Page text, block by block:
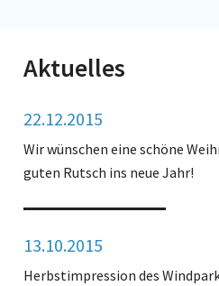
Aktuelles
22.12.2015
Wir wünschen eine schöne
guten Rutsch ins neue Jahr!
13.10.2015
Herbstimpression des